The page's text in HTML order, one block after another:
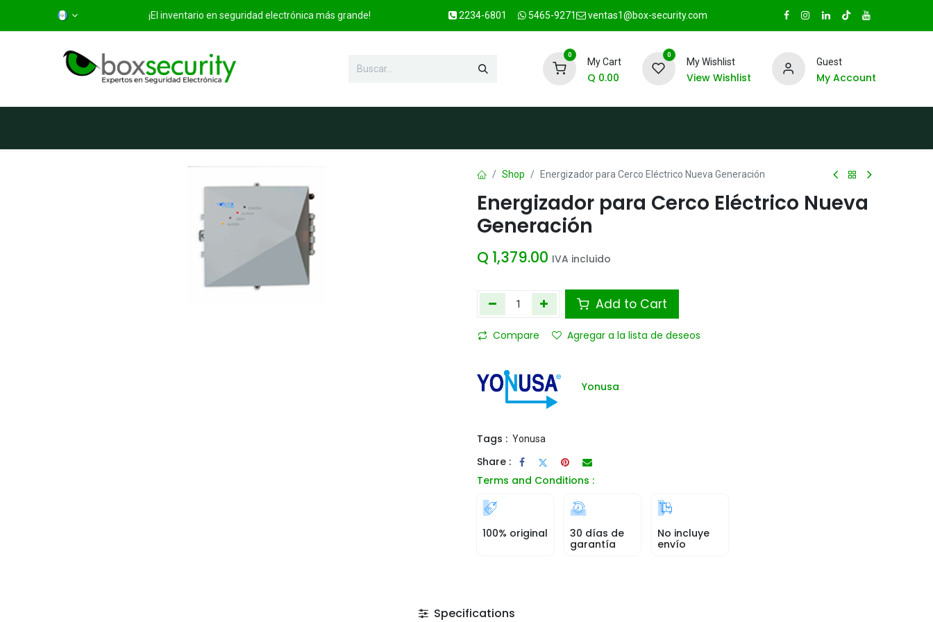
¡El inventario en seguridad electrónica más grande! 2234-6801 5465-9271 ventas1@box-security.com
0
My Cart
Q 0.00
0
My Wishlist
View Wishlist
Guest
My Account
Shop Energizador para Cerco Eléctrico Nueva Generación
Energizador para Cerco Eléctrico Nueva
Generación
Q 1,379.00 IVA incluido
Add to Cart
Compare Agregar a la lista de deseos
Yonusa
Tags : Yonusa
Share :
Terms and Conditions :
100% original
30 días de
garantía
No incluye
envío
Specifications